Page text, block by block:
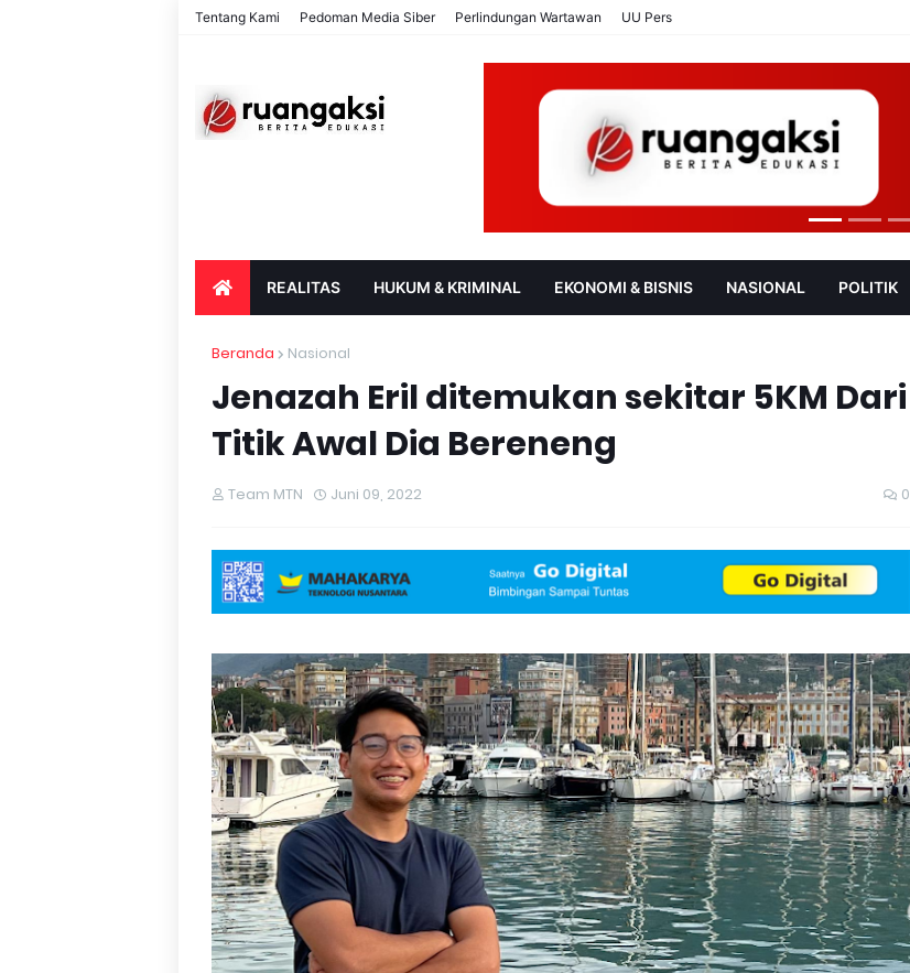
Tentang Kami Pedoman Media Siber Perlindungan Wartawan UU Pers
REALITAS HUKUM & KRIMINAL EKONOMI & BISNIS NASIONAL POLITIK
Beranda Nasional
Jenazah Eril ditemukan sekitar 5KM Dari
Titik Awal Dia Bereneng
Team MTN Juni 09, 2022 0